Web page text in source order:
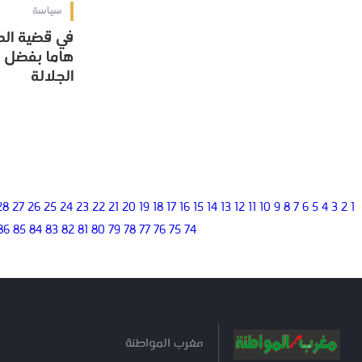
سياسة
في قضية
هاما
الجلالة
في قضية
هاما
الجلالة
1
2
3
4
5
6
7
8
9
10
11
12
13
14
15
16
17
18
19
20
21
22
23
24
25
26
27
74
75
76
77
78
79
80
81
82
83
84
85
مغرب المواطنة